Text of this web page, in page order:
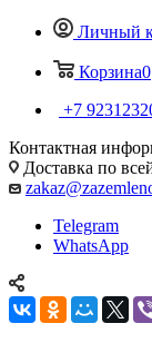
Личный
Корзина0
+7
Контактная
Доставка по
Telegram
WhatsApp